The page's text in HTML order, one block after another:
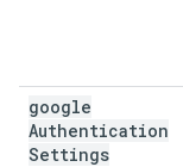
google
Authentication
Settings